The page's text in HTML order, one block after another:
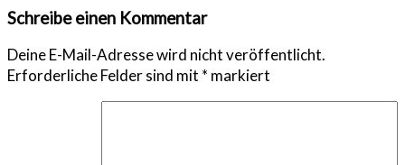
Schreibe einen Kommentar
Deine E-Mail-Adresse wird nicht veröffentlicht.
Erforderliche Felder sind mit * markiert